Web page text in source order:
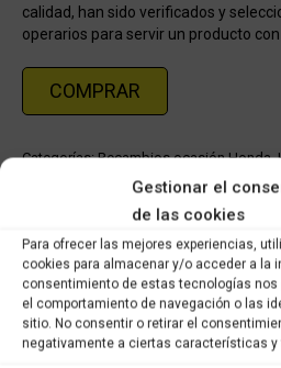
Gestionar el
de las cookies
Para ofrecer las mejores experiencias,
cookies para almacenar y/o acceder a la
consentimiento de estas tecnologías
el comportamiento de navegación o las
sitio. No consentir o retirar el
negativamente a ciertas características y
calidad, han sido verificados y
operarios para servir un producto con
COMPRAR
Categorías:Recambios ocasión Honda,
Share this product
Share
on
Share
on
Share
on
Share
on
LinkedIn